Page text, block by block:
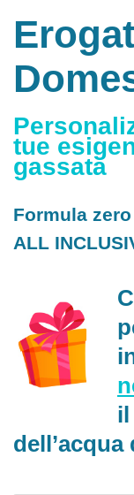
tue
gassata
Formula
ALL
il
dell’acqua